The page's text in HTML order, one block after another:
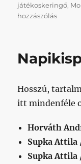
játékoskeringő,
hozzászólás
Hosszú,
itt mindenféle
Horváth
Supka Attila
Supka Attila